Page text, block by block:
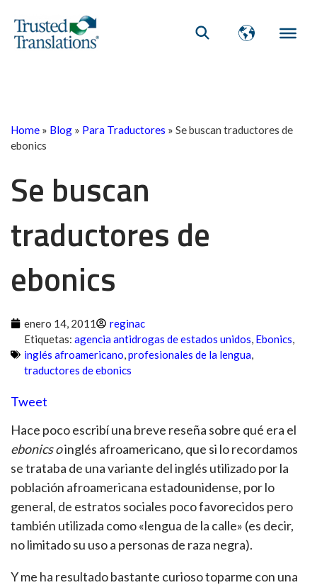
Home » Blog » Para Traductores » Se buscan traductores de
ebonics
Se buscan
traductores de
ebonics
enero 14, 2011
reginac
Etiquetas: agencia antidrogas de estados unidos, Ebonics,
inglés afroamericano,profesionales de la lengua,
traductores de ebonics
Tweet
Hace poco escribí una breve reseña sobre qué era el
ebonics oinglés afroamericano,que si lo recordamos
se trataba de una variante del inglés utilizado por la
población afroamericana estadounidense, por lo
general, de estratos sociales poco favorecidos pero
también utilizada como «lengua de la calle» (es decir,
no limitado su uso a personas de raza negra).
Y me ha resultado bastante curioso toparme con una